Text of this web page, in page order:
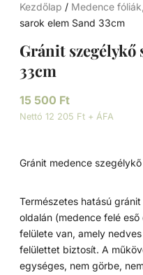
Kezdőlap / Medence
sarok elem Sand 33cm
Gránit szegélykő
33cm
15 500 Ft
Nettó 12 205 Ft + ÁFA
Gránit medence
Természetes hatású
oldalán (medence felé
felülete van, amely
felülettet biztosít. A
egységes, nem görbe,